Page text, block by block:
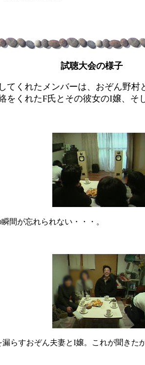
試聴大会の様子
てくれたメンバーは、おぞん野
くれたF氏とその彼女のI嬢、そ
間が忘れられない・・・。
漏らすおぞん夫妻とI嬢。これが聞き